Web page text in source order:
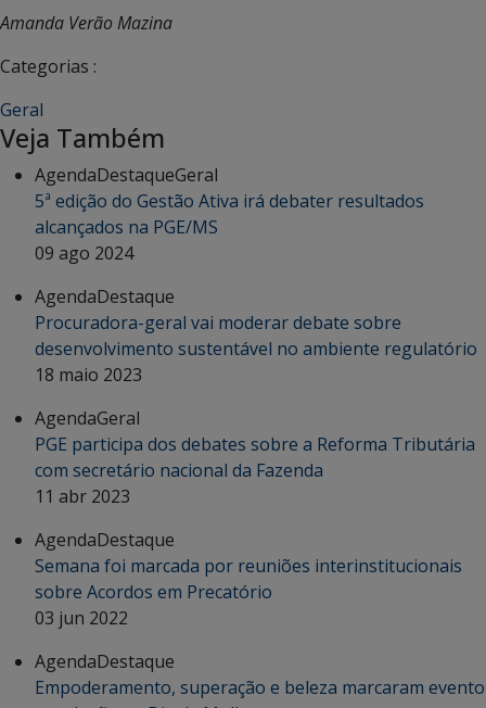
Amanda Verão Mazina
Categorias :
Geral
Veja Também
AgendaDestaqueGeral
5ª edição do Gestão Ativa irá debater resultados
alcançados na PGE/MS
09 ago 2024
AgendaDestaque
Procuradora-geral vai moderar debate sobre
desenvolvimento sustentável no ambiente regulatório
18 maio 2023
AgendaGeral
PGE participa dos debates sobre a Reforma Tributária
com secretário nacional da Fazenda
11 abr 2023
AgendaDestaque
Semana foi marcada por reuniões interinstitucionais
sobre Acordos em Precatório
03 jun 2022
AgendaDestaque
Empoderamento, superação e beleza marcaram evento